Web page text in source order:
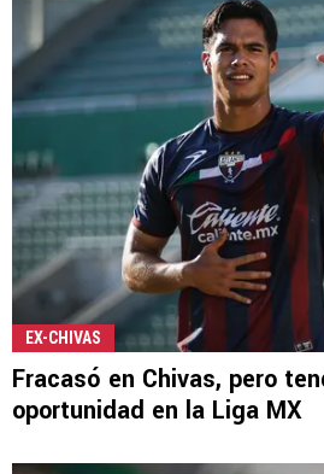
EX-CHIVAS
Fracasó en Chivas, pero
oportunidad en la Liga MX